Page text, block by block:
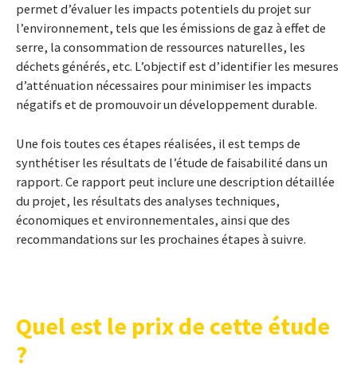
permet d’évaluer les impacts potentiels du projet sur
l’environnement, tels que les émissions de gaz à effet de
serre, la consommation de ressources naturelles, les
déchets générés, etc. L’objectif est d’identifier les mesures
d’atténuation nécessaires pour minimiser les impacts
négatifs et de promouvoir un développement durable.
Une fois toutes ces étapes réalisées, il est temps de
synthétiser les résultats de l’étude de faisabilité dans un
rapport. Ce rapport peut inclure une description détaillée
du projet, les résultats des analyses techniques,
économiques et environnementales, ainsi que des
recommandations sur les prochaines étapes à suivre.
Quel est le prix de cette étude
?